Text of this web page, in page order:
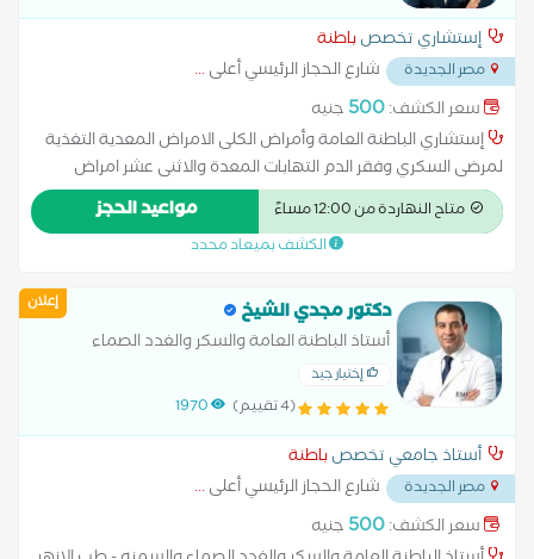
إستشاري تخصصباطنة
مصر الجديدة شارع الحجاز الرئيسي أعلى...
سعر الكشف:500 جنيه
إستشاري الباطنة العامة وأمراض الكلى الامراض المعدية التغذية
لمرضى السكري وفقر الدم التهابات المعدة والاثنى عشر امراض
الباطنة العامة امراض الجهاز الهضمي امراض ضغط الدم تشخيص
وعلاج حالات ارتجاع المريء سونار على البطن والحوض علاج
متاح النهاردة من 12:00 مساءً مواعيد الحجز
الكشف بميعاد محدد
إعلان دكتور مجدي الشيخ
أستاذ الباطنة العامة والسكر والغدد الصماء
والسمنه - طب الازهر
إختيار جيد
(4 تقييم) 1970
أستاذ جامعي تخصصباطنة
مصر الجديدة شارع الحجاز الرئيسي أعلى...
سعر الكشف:500 جنيه